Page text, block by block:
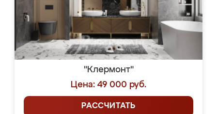
"Клермонт"
Цена: 49 000 руб.
РАССЧИТАТЬ